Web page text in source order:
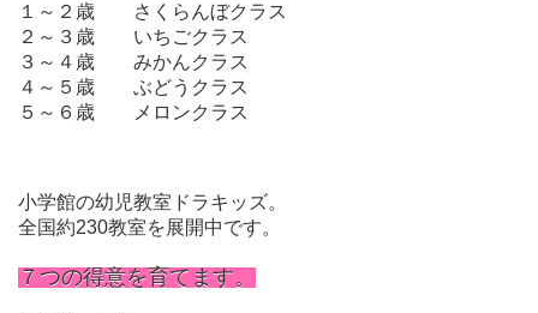
１～２歳 さくらんぼクラス
２～３歳 いちごクラス
３～４歳 みかんクラス
４～５歳 ぶどうクラス
５～６歳 メロンクラス
小学館の幼児教室ドラキッズ。
全国約230教室を展開中です。
７つの得意を育てます。